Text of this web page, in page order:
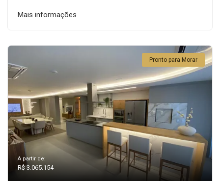
Mais informações
Pronto para Morar
A partir de:
R$ 3.065.154